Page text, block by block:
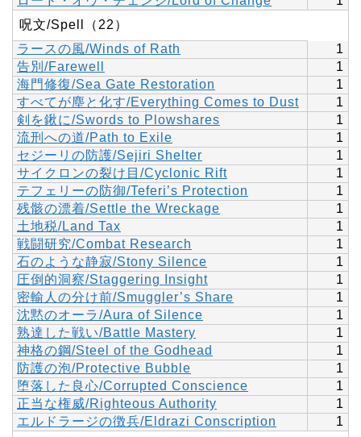
呪文/Spell（22）
ラースの風/Winds of Rath
1
告別/Farewell
1
海門修復/Sea Gate Restoration
1
すべてが塵と化す/Everything Comes to Dust
1
剣を鍬に/Swords to Plowshares
1
流刑への道/Path to Exile
1
セジーリの防護/Sejiri Shelter
1
サイクロンの裂け目/Cyclonic Rift
1
テフェリーの防御/Teferi’s Protection
1
残骸の漂着/Settle the Wreckage
1
土地税/Land Tax
1
戦闘研究/Combat Research
1
石のような静寂/Stony Silence
1
圧倒的洞察/Staggering Insight
1
密輸人の分け前/Smuggler’s Share
1
沈黙のオーラ/Aura of Silence
1
熟達した戦い/Battle Mastery
1
神格の鋼/Steel of the Godhead
1
防護の泡/Protective Bubble
1
堕落した良心/Corrupted Conscience
1
正当な権威/Righteous Authority
1
エルドラージの徴兵/Eldrazi Conscription
1